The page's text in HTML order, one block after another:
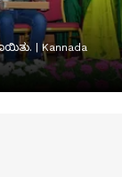
| Kannada